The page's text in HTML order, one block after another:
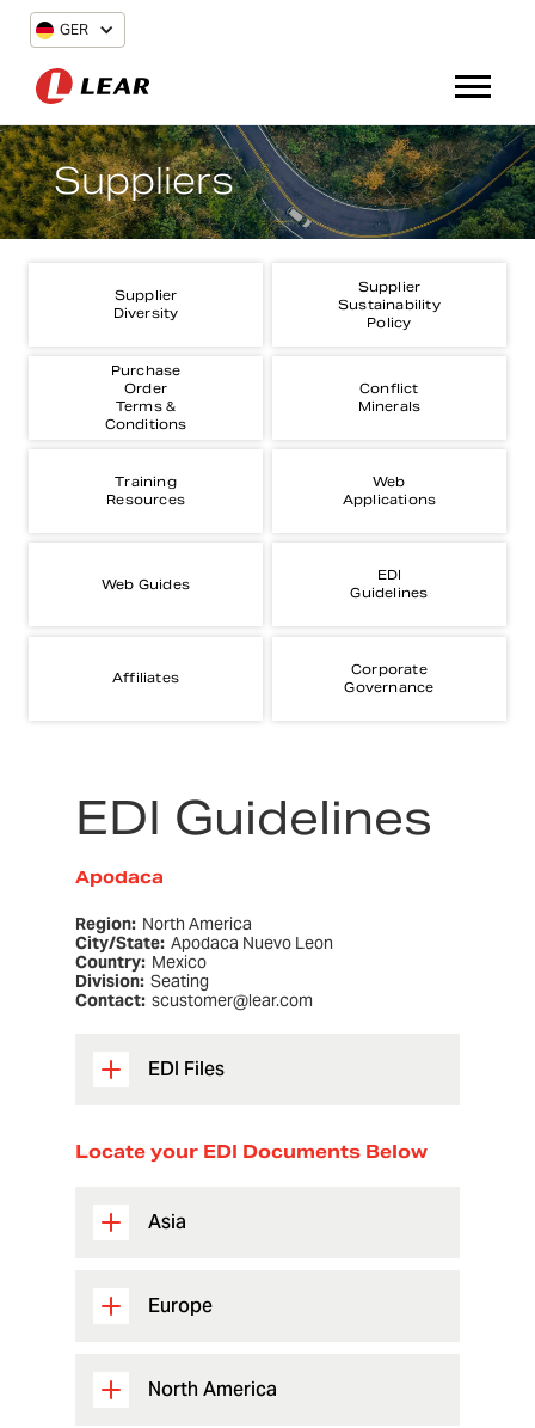
GER
Suppliers
Supplier
Diversity
Supplier
Sustainability
Policy
Purchase
Order
Terms &
Conditions
Conflict
Minerals
Training
Resources
Web
Applications
Web Guides
EDI
Guidelines
Affiliates
Corporate
Governance
EDI Guidelines
Apodaca
Region: North America
City/State: Apodaca Nuevo Leon
Country: Mexico
Division: Seating
Contact: scustomer@lear.com
EDI Files
Locate your EDI Documents Below
Asia
Europe
North America